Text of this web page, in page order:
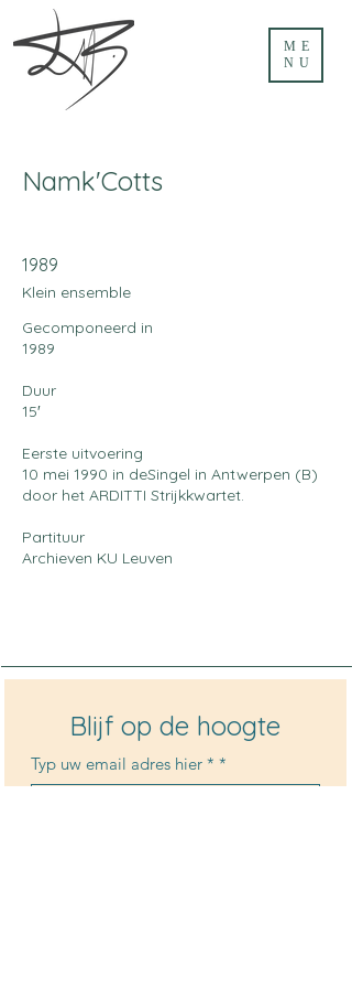
ME
NU
Namk'Cotts
1989
Klein ensemble
Gecomponeerd in
1989
Duur
15′
Eerste uitvoering
10 mei 1990 in deSingel in Antwerpen (B)
door het ARDITTI Strijkkwartet.
Partituur
Archieven KU Leuven
Blijf op de hoogte
Typ uw email adres hier * *